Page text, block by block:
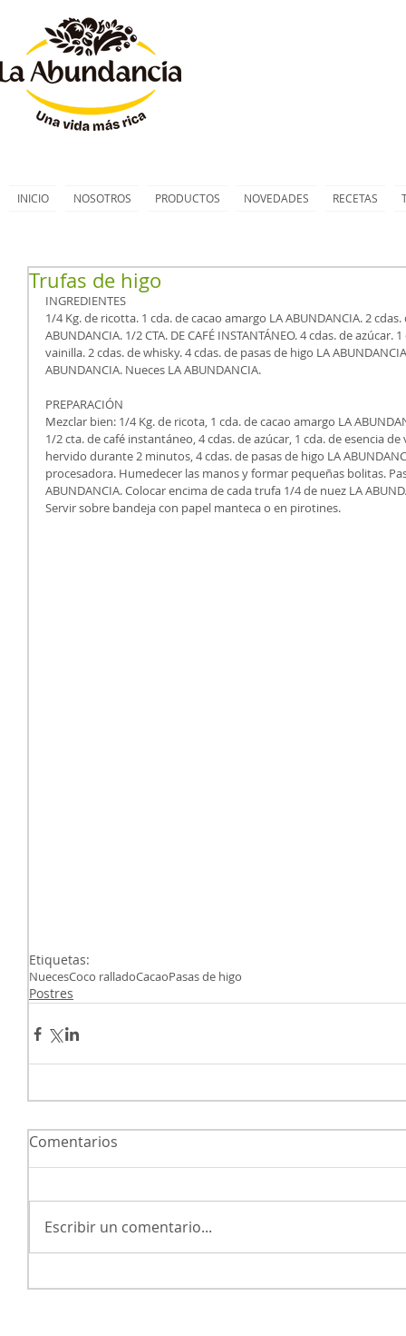
INICIO NOSOTROS PRODUCTOS NOVEDADES RECETAS
Trufas de higo
INGREDIENTES
1/4 Kg. de ricotta. 1 cda. de cacao amargo LA ABUNDANCIA. 2
ABUNDANCIA. 1/2 CTA. DE CAFÉ INSTANTÁNEO. 4 cdas. de azúcar.
vainilla. 2 cdas. de whisky. 4 cdas. de pasas de higo LA
ABUNDANCIA. Nueces LA ABUNDANCIA.
PREPARACIÓN
Mezclar bien: 1/4 Kg. de ricota, 1 cda. de cacao amargo LA
1/2 cta. de café instantáneo, 4 cdas. de azúcar, 1 cda. de esencia
hervido durante 2 minutos, 4 cdas. de pasas de higo LA
procesadora. Humedecer las manos y formar pequeñas bolitas.
ABUNDANCIA. Colocar encima de cada trufa 1/4 de nuez LA
Servir sobre bandeja con papel manteca o en pirotines.
Etiquetas:
NuecesCoco ralladoCacaoPasas de higo
Postres
Comentarios
Escribir un comentario...